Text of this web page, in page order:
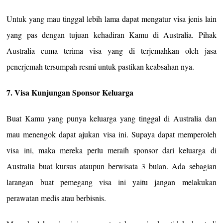
Untuk yang mau tinggal lebih lama dapat mengatur visa jenis lain
yang pas dengan tujuan kehadiran Kamu di Australia. Pihak
Australia cuma terima visa yang di terjemahkan oleh jasa
penerjemah tersumpah resmi untuk pastikan keabsahan nya.
7. Visa Kunjungan Sponsor Keluarga
Buat Kamu yang punya keluarga yang tinggal di Australia dan
mau menengok dapat ajukan visa ini. Supaya dapat memperoleh
visa ini, maka mereka perlu meraih sponsor dari keluarga di
Australia buat kursus ataupun berwisata 3 bulan. Ada sebagian
larangan buat pemegang visa ini yaitu jangan melakukan
perawatan medis atau berbisnis.